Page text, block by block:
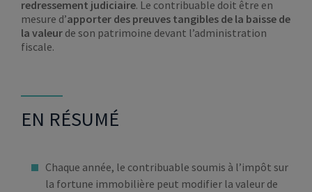
redressement judiciaire. Le contribuable doit être en
mesure d’apporter des preuves tangibles de la baisse de
la valeur de son patrimoine devant l’administration
fiscale.
EN RÉSUMÉ
Chaque année, le contribuable soumis à l’impôt sur
la fortune immobilière peut modifier la valeur de